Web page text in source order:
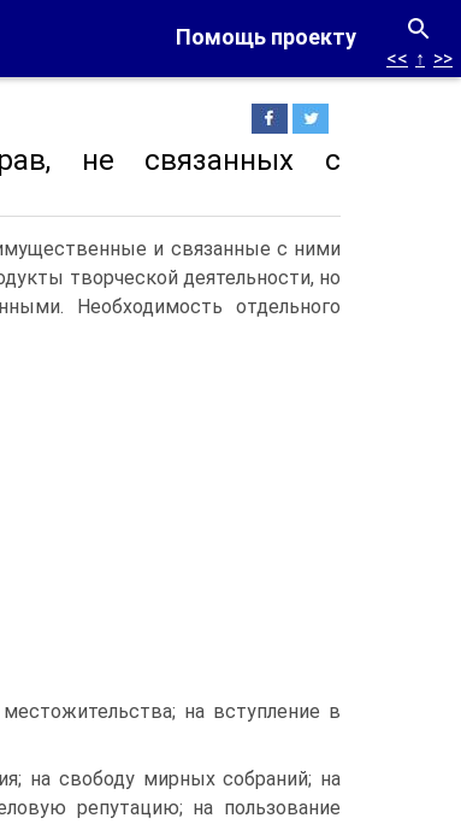
Помощь проекту
<< ↑ >>
не связанных с
и связанные с ними
творческой деятельности, но
Необходимость отдельного
на вступление в
на свободу мирных собраний; на
репутацию; на пользование